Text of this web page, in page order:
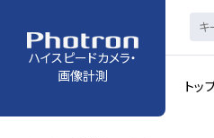
ハイスピードカメラ・
画像計測
トッ